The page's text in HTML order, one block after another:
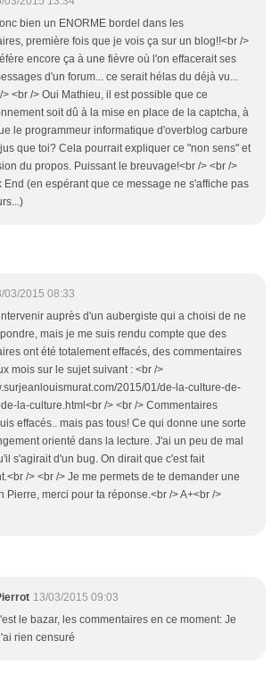
bien un ENORME bordel dans les
première fois que je vois ça sur un blog!!<br />
encore ça à une fièvre où l'on effacerait ses
d'un forum... ce serait hélas du déjà vu...
> <br /> Oui Mathieu, il est possible que ce
soit dû à la mise en place de la captcha, à
le programmeur informatique d'overblog carbure
que toi? Cela pourrait expliquer ce "non sens" et
du propos. Puissant le breuvage!<br /> <br />
End (en espérant que ce message ne s'affiche pas
03/2015 08:33
auprès d'un aubergiste qui a choisi de ne
mais je me suis rendu compte que des
ont été totalement effacés, des commentaires
mois sur le sujet suivant : <br />
2015/01/de-la-culture-de-
la-culture.html<br /> <br /> Commentaires
effacés.. mais pas tous! Ce qui donne une sorte
orienté dans la lecture. J'ai un peu de mal
s'agirait d'un bug. On dirait que c'est fait
/> <br /> Je me permets de te demander une
Pierre, merci pour ta réponse.<br /> A+<br />
13/03/2015 09:03
le bazar, les commentaires en ce moment: Je
rien censuré